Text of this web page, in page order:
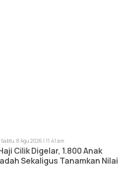
Sabtu, 8 Agu 2026 | 11:41 am
Cilik Digelar, 1.800 Anak
Sekaligus Tanamkan Nilai